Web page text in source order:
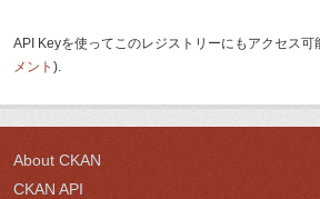
API Keyを使ってこのレジストリーにもアクセス可
メント ).
About CKAN
CKAN API